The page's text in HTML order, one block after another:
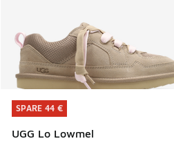
SPARE 44 €
UGG Lo Lowmel
SPARE 44 €